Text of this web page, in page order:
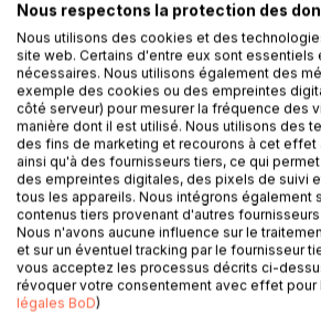
DESCRIPTION
La vie professionnelle de Loys Dupuy,
se confond avec celle de l'Aide au
"Du chêne au baobab" relate le
Pyrénéen ( le chêne symbolise le s
d'espaces et d'aventures, depuis son
terme de sa carrière, retraité en
dédiée aux pays du Sud, entre Cancer
du baobab.
Voyageant à travers une quinzaine de
des rives de l'Atlantique (dont la Côte
Cuba, le Sénégal, le Cap-Vert, le
Nous respectons la protection des
Nous utilisons des cookies et des
site web. Certains d'entre eux sont essentiels
nécessaires. Nous utilisons également des
exemple des cookies ou des empreintes
côté serveur) pour mesurer la fréquence des
manière dont il est utilisé. Nous utilisons des
des fins de marketing et recourons à cet effet
ainsi qu'à des fournisseurs tiers, ce qui
des empreintes digitales, des pixels de suivi
tous les appareils. Nous intégrons également
contenus tiers provenant d'autres
Nous n'avons aucune influence sur le
et sur un éventuel tracking par le fournisseur
vous acceptez les processus décrits ci-
révoquer votre consentement avec effet pour
légales BoD)